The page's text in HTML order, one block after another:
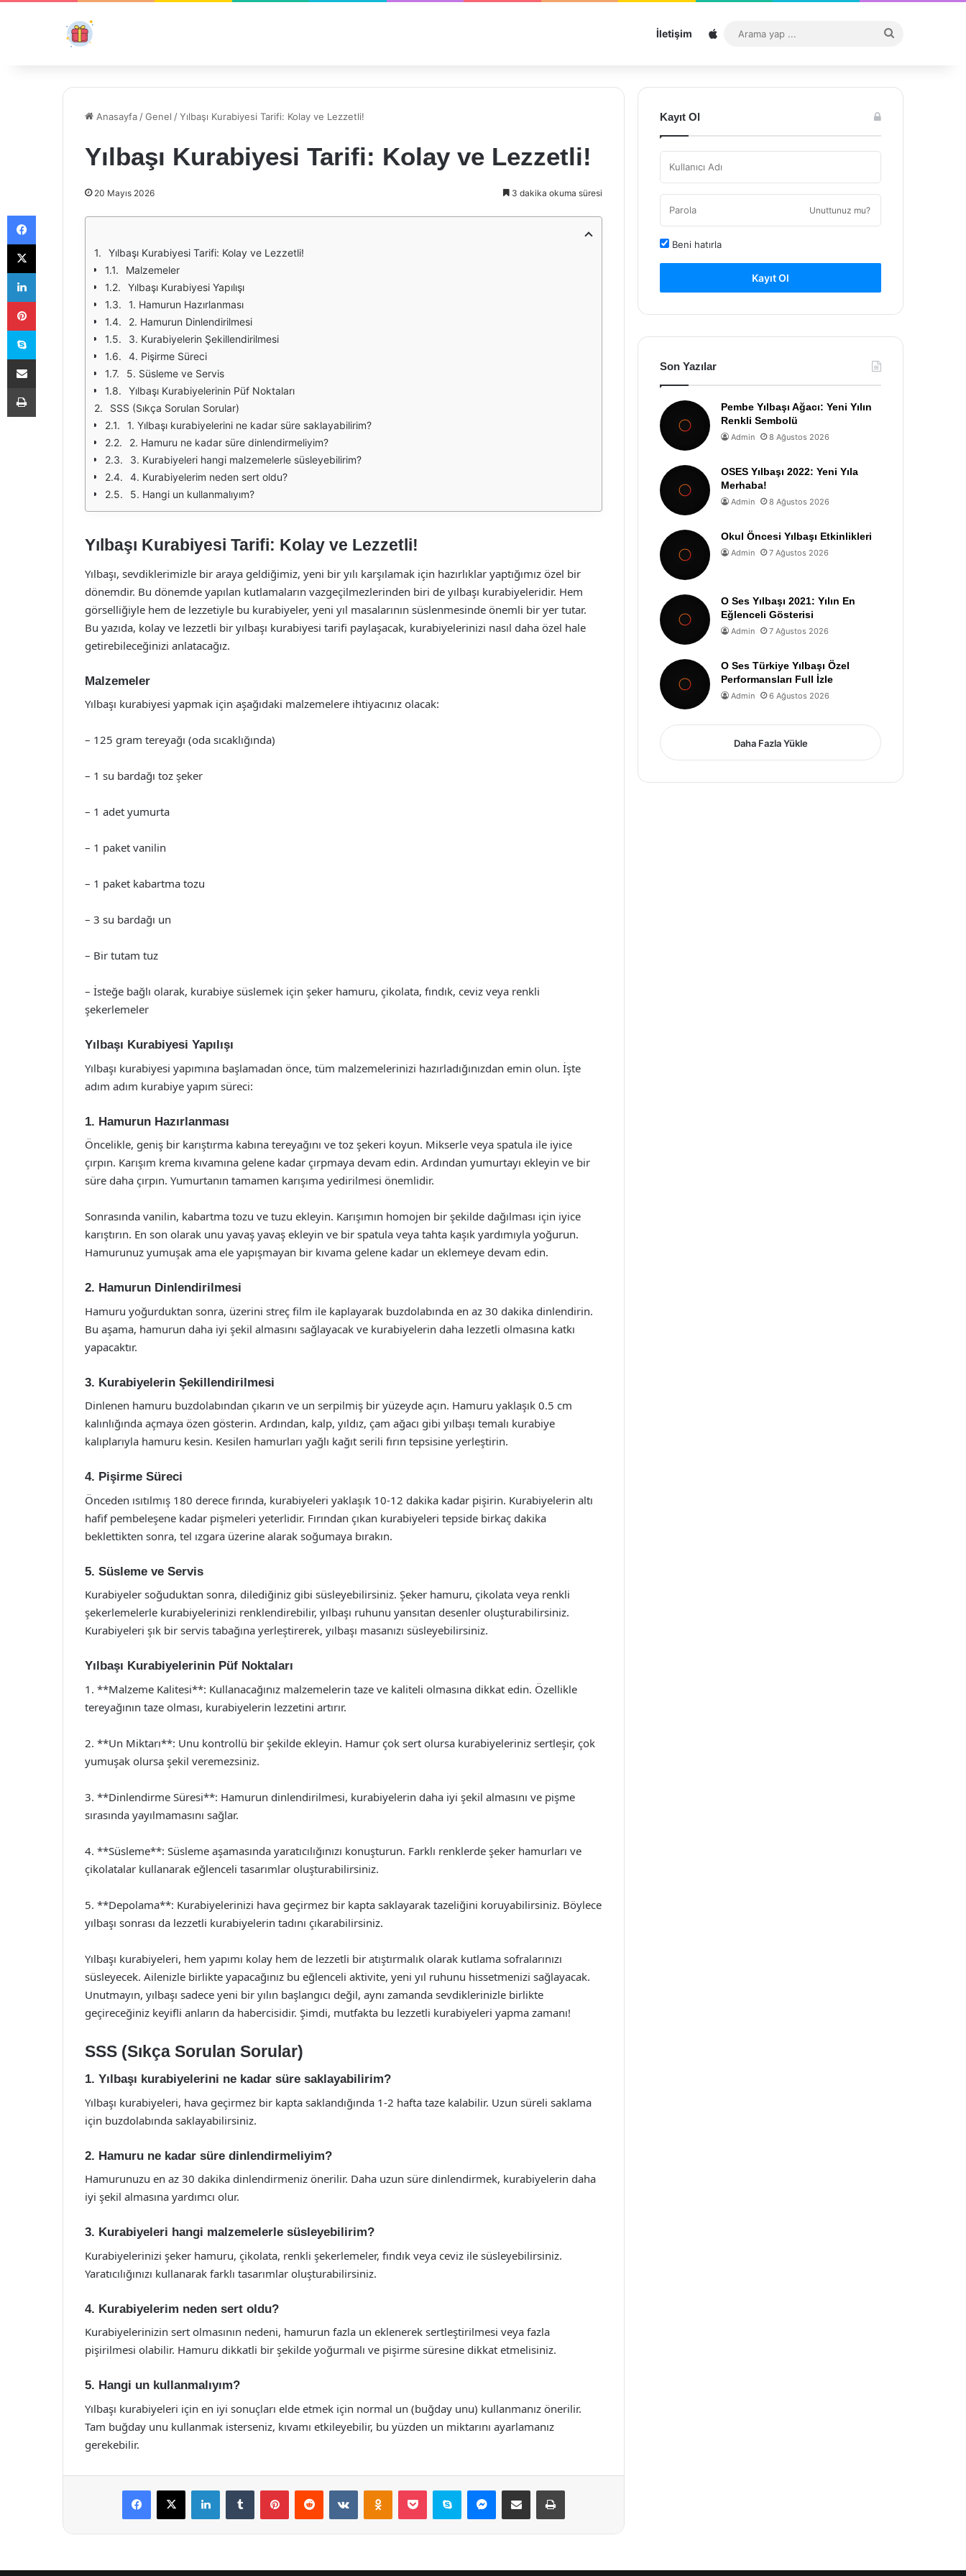
İletişim Sitemap
...
Anasayfa /Genel /Yılbaşı Kurabiyesi Tarifi: Kolay ve Lezzetli!
Yılbaşı Kurabiyesi Tarifi: Kolay ve Lezzetli!
20 Mayıs 2026 3 dakika okuma süresi
Yılbaşı Kurabiyesi Tarifi: Kolay ve Lezzetli!
Malzemeler
Yılbaşı Kurabiyesi Yapılışı
1. Hamurun Hazırlanması
2. Hamurun Dinlendirilmesi
3. Kurabiyelerin Şekillendirilmesi
4. Pişirme Süreci
5. Süsleme ve Servis
Yılbaşı Kurabiyelerinin Püf Noktaları
SSS (Sıkça Sorulan Sorular)
1. Yılbaşı kurabiyelerini ne kadar süre saklayabilirim?
2. Hamuru ne kadar süre dinlendirmeliyim?
3. Kurabiyeleri hangi malzemelerle süsleyebilirim?
4. Kurabiyelerim neden sert oldu?
5. Hangi un kullanmalıyım?
Yılbaşı Kurabiyesi Tarifi: Kolay ve Lezzetli!
Yılbaşı, sevdiklerimizle bir araya geldiğimiz, yeni bir yılı karşılamak için hazırlıklar yaptığımız özel bir
dönemdir. Bu dönemde yapılan kutlamaların vazgeçilmezlerinden biri de yılbaşı kurabiyeleridir. Hem
görselliğiyle hem de lezzetiyle bu kurabiyeler, yeni yıl masalarının süslenmesinde önemli bir yer tutar.
Bu yazıda, kolay ve lezzetli bir yılbaşı kurabiyesi tarifi paylaşacak, kurabiyelerinizi nasıl daha özel hale
getirebileceğinizi anlatacağız.
Malzemeler
Yılbaşı kurabiyesi yapmak için aşağıdaki malzemelere ihtiyacınız olacak:
– 125 gram tereyağı (oda sıcaklığında)
– 1 su bardağı toz şeker
– 1 adet yumurta
– 1 paket vanilin
– 1 paket kabartma tozu
– 3 su bardağı un
– Bir tutam tuz
– İsteğe bağlı olarak, kurabiye süslemek için şeker hamuru, çikolata, fındık, ceviz veya renkli
şekerlemeler
Yılbaşı Kurabiyesi Yapılışı
Yılbaşı kurabiyesi yapımına başlamadan önce, tüm malzemelerinizi hazırladığınızdan emin olun. İşte
adım adım kurabiye yapım süreci:
1. Hamurun Hazırlanması
Öncelikle, geniş bir karıştırma kabına tereyağını ve toz şekeri koyun. Mikserle veya spatula ile iyice
çırpın. Karışım krema kıvamına gelene kadar çırpmaya devam edin. Ardından yumurtayı ekleyin ve bir
süre daha çırpın. Yumurtanın tamamen karışıma yedirilmesi önemlidir.
Sonrasında vanilin, kabartma tozu ve tuzu ekleyin. Karışımın homojen bir şekilde dağılması için iyice
karıştırın. En son olarak unu yavaş yavaş ekleyin ve bir spatula veya tahta kaşık yardımıyla yoğurun.
Hamurunuz yumuşak ama ele yapışmayan bir kıvama gelene kadar un eklemeye devam edin.
2. Hamurun Dinlendirilmesi
Hamuru yoğurduktan sonra, üzerini streç film ile kaplayarak buzdolabında en az 30 dakika dinlendirin.
Bu aşama, hamurun daha iyi şekil almasını sağlayacak ve kurabiyelerin daha lezzetli olmasına katkı
yapacaktır.
3. Kurabiyelerin Şekillendirilmesi
Dinlenen hamuru buzdolabından çıkarın ve un serpilmiş bir yüzeyde açın. Hamuru yaklaşık 0.5 cm
kalınlığında açmaya özen gösterin. Ardından, kalp, yıldız, çam ağacı gibi yılbaşı temalı kurabiye
kalıplarıyla hamuru kesin. Kesilen hamurları yağlı kağıt serili fırın tepsisine yerleştirin.
4. Pişirme Süreci
Önceden ısıtılmış 180 derece fırında, kurabiyeleri yaklaşık 10-12 dakika kadar pişirin. Kurabiyelerin altı
hafif pembeleşene kadar pişmeleri yeterlidir. Fırından çıkan kurabiyeleri tepside birkaç dakika
beklettikten sonra, tel ızgara üzerine alarak soğumaya bırakın.
5. Süsleme ve Servis
Kurabiyeler soğuduktan sonra, dilediğiniz gibi süsleyebilirsiniz. Şeker hamuru, çikolata veya renkli
şekerlemelerle kurabiyelerinizi renklendirebilir, yılbaşı ruhunu yansıtan desenler oluşturabilirsiniz.
Kurabiyeleri şık bir servis tabağına yerleştirerek, yılbaşı masanızı süsleyebilirsiniz.
Yılbaşı Kurabiyelerinin Püf Noktaları
1. **Malzeme Kalitesi**: Kullanacağınız malzemelerin taze ve kaliteli olmasına dikkat edin. Özellikle
tereyağının taze olması, kurabiyelerin lezzetini artırır.
2. **Un Miktarı**: Unu kontrollü bir şekilde ekleyin. Hamur çok sert olursa kurabiyeleriniz sertleşir, çok
yumuşak olursa şekil veremezsiniz.
3. **Dinlendirme Süresi**: Hamurun dinlendirilmesi, kurabiyelerin daha iyi şekil almasını ve pişme
sırasında yayılmamasını sağlar.
4. **Süsleme**: Süsleme aşamasında yaratıcılığınızı konuşturun. Farklı renklerde şeker hamurları ve
çikolatalar kullanarak eğlenceli tasarımlar oluşturabilirsiniz.
5. **Depolama**: Kurabiyelerinizi hava geçirmez bir kapta saklayarak tazeliğini koruyabilirsiniz. Böylece
yılbaşı sonrası da lezzetli kurabiyelerin tadını çıkarabilirsiniz.
Yılbaşı kurabiyeleri, hem yapımı kolay hem de lezzetli bir atıştırmalık olarak kutlama sofralarınızı
süsleyecek. Ailenizle birlikte yapacağınız bu eğlenceli aktivite, yeni yıl ruhunu hissetmenizi sağlayacak.
Unutmayın, yılbaşı sadece yeni bir yılın başlangıcı değil, aynı zamanda sevdiklerinizle birlikte
geçireceğiniz keyifli anların da habercisidir. Şimdi, mutfakta bu lezzetli kurabiyeleri yapma zamanı!
SSS (Sıkça Sorulan Sorular)
1. Yılbaşı kurabiyelerini ne kadar süre saklayabilirim?
Yılbaşı kurabiyeleri, hava geçirmez bir kapta saklandığında 1-2 hafta taze kalabilir. Uzun süreli saklama
için buzdolabında saklayabilirsiniz.
2. Hamuru ne kadar süre dinlendirmeliyim?
Hamurunuzu en az 30 dakika dinlendirmeniz önerilir. Daha uzun süre dinlendirmek, kurabiyelerin daha
iyi şekil almasına yardımcı olur.
3. Kurabiyeleri hangi malzemelerle süsleyebilirim?
Kurabiyelerinizi şeker hamuru, çikolata, renkli şekerlemeler, fındık veya ceviz ile süsleyebilirsiniz.
Yaratıcılığınızı kullanarak farklı tasarımlar oluşturabilirsiniz.
4. Kurabiyelerim neden sert oldu?
Kurabiyelerinizin sert olmasının nedeni, hamurun fazla un eklenerek sertleştirilmesi veya fazla
pişirilmesi olabilir. Hamuru dikkatli bir şekilde yoğurmalı ve pişirme süresine dikkat etmelisiniz.
5. Hangi un kullanmalıyım?
Yılbaşı kurabiyeleri için en iyi sonuçları elde etmek için normal un (buğday unu) kullanmanız önerilir.
Tam buğday unu kullanmak isterseniz, kıvamı etkileyebilir, bu yüzden un miktarını ayarlamanız
gerekebilir.
Facebook
X LinkedInTumblr PinterestReddit VKontakteOdnoklassniki
Pocket Skype Messenger
E-Posta ile paylaş Yazdır
Kayıt Ol
Unuttunuz mu?
Beni hatırla
Kayıt Ol
Son Yazılar
Pembe Yılbaşı Ağacı: Yeni Yılın
Renkli Sembolü
Admin 8 Ağustos 2026
OSES Yılbaşı 2022: Yeni Yıla
Merhaba!
Admin 8 Ağustos 2026
Okul Öncesi Yılbaşı Etkinlikleri
Admin 7 Ağustos 2026
O Ses Yılbaşı 2021: Yılın En
Eğlenceli Gösterisi
Admin 7 Ağustos 2026
O Ses Türkiye Yılbaşı Özel
Performansları Full İzle
Admin 6 Ağustos 2026
Daha Fazla Yükle
Facebook
X
LinkedIn
Pinterest
Skype
E-Posta ile paylaş